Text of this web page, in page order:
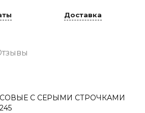
Доставка
С СЕРЫМИ СТРОЧКАМИ